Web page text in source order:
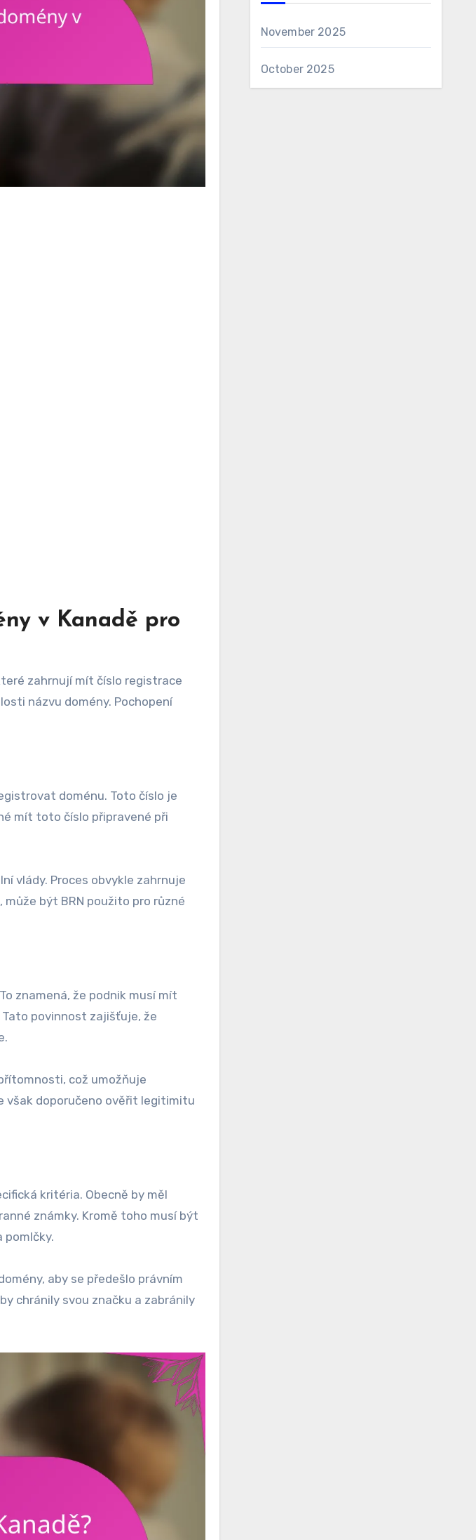
v Kanadě pro
zahrnují mít číslo registrace
názvu domény. Pochopení
doménu. Toto číslo je
mít toto číslo připravené při
vlády. Proces obvykle zahrnuje
být BRN použito pro různé
znamená, že podnik musí mít
povinnost zajišťuje, že
což umožňuje
však doporučeno ověřit legitimitu
kritéria. Obecně by měl
známky. Kromě toho musí být
pomlčky.
aby se předešlo právním
chránily svou značku a zabránily
November 2025
October 2025